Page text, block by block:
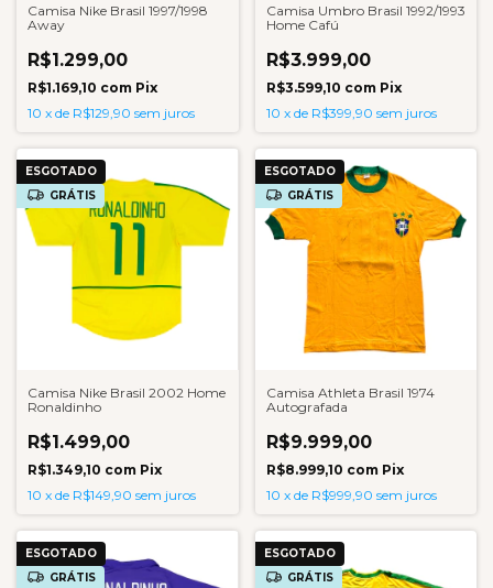
Camisa Nike Brasil 1997/1998
Away
R$1.299,00
R$1.169,10 com Pix
10 x de R$129,90 sem juros
Camisa Umbro Brasil 1992/1993
Home Cafú
R$3.999,00
R$3.599,10 com Pix
10 x de R$399,90 sem juros
ESGOTADO
GRÁTIS
Camisa Nike Brasil 2002 Home
Ronaldinho
R$1.499,00
R$1.349,10 com Pix
10 x de R$149,90 sem juros
ESGOTADO
GRÁTIS
Camisa Athleta Brasil 1974
Autografada
R$9.999,00
R$8.999,10 com Pix
10 x de R$999,90 sem juros
ESGOTADO
GRÁTIS
ESGOTADO
GRÁTIS